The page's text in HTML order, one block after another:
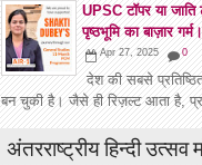
UPSC टॉपर या
पृष्ठभूमि का बाज़ार गर्म।
Apr 27, 2025 0
देश की सबसे प्रतिष्ठित
बन चुकी है। जैसे ही रिज़ल्ट आता है,
अंतरराष्ट्रीय हिन्दी उत्सव